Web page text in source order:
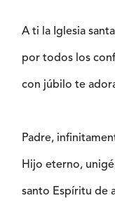
A ti la Iglesia
por todos los
con júbilo te
Padre,
Hijo eterno,
santo Espíritu de